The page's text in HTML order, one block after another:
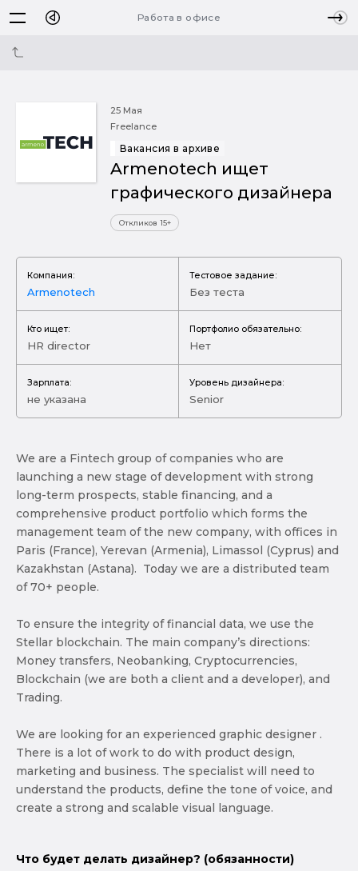
Работа в офисе
25 Мая
Freelance
Вакансия в архиве
Armenotech ищет
графического дизайнера
Откликов 15+
Компания:
Armenotech
Тестовое задание:
Без теста
Кто ищет:
HR director
Портфолио обязательно:
Нет
Зарплата:
не указана
Уровень дизайнера:
Senior
We are a Fintech group of companies who are
launching a new stage of development with strong
long-term prospects, stable financing, and a
comprehensive product portfolio which forms the
management team of the new company, with offices in
Paris (France), Yerevan (Armenia), Limassol (Cyprus) and
Kazakhstan (Astana). Today we are a distributed team
of 70+ people.
To ensure the integrity of financial data, we use the
Stellar blockchain. The main company’s directions:
Money transfers, Neobanking, Cryptocurrencies,
Blockchain (we are both a client and a developer), and
Trading.
We are looking for an experienced graphic designer .
There is a lot of work to do with product design,
marketing and business. The specialist will need to
understand the products, define the tone of voice, and
create a strong and scalable visual language.
Что будет делать дизайнер? (обязанности)